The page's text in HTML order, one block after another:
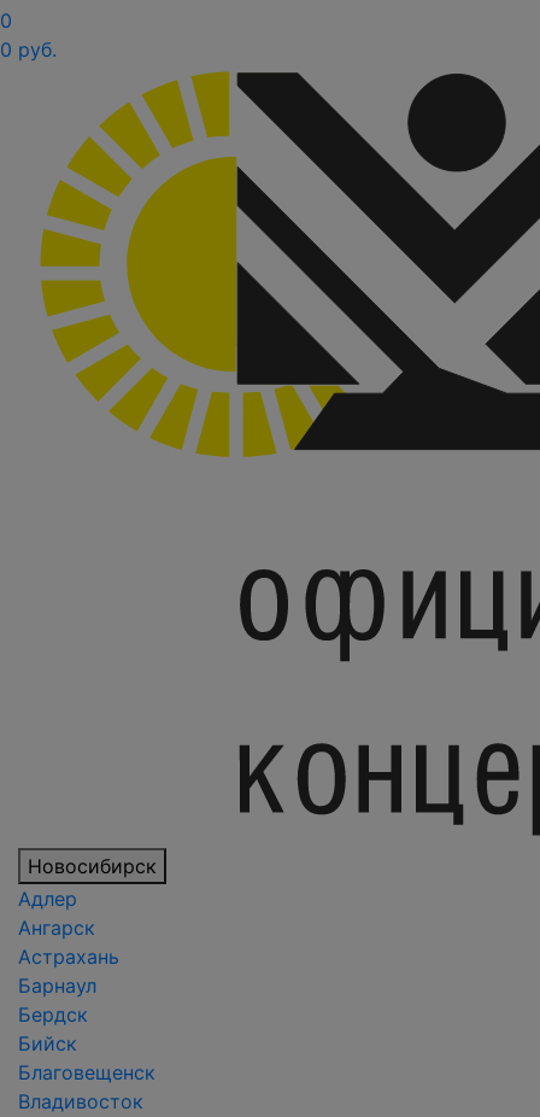
0
0 руб.
Новосибирск
Адлер
Ангарск
Астрахань
Барнаул
Бердск
Бийск
Благовещенск
Владивосток